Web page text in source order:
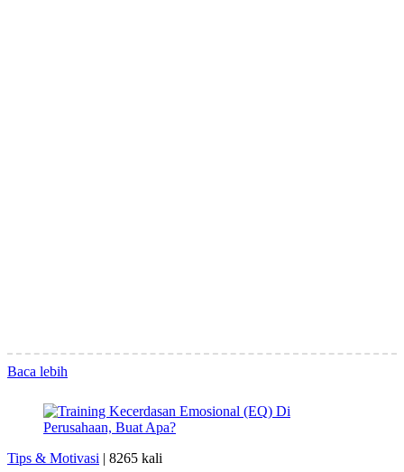
Baca lebih
Tips & Motivasi | 8265 kali